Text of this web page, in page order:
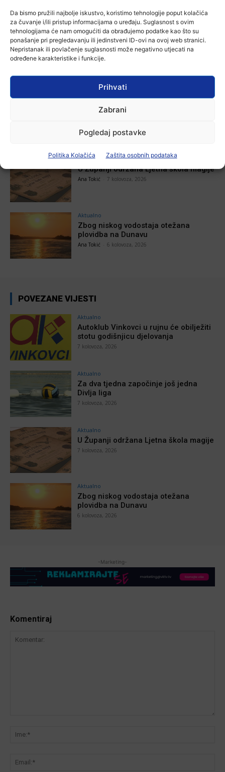
Da bismo pružili najbolje iskustvo, koristimo tehnologije poput kolačića
za čuvanje i/ili pristup informacijama o uređaju. Suglasnost s ovim
tehnologijama će nam omogućiti da obrađujemo podatke kao što su
ponašanje pri pregledavanju ili jedinstveni ID-ovi na ovoj web stranici.
Nepristanak ili povlačenje suglasnosti može negativno utjecati na
određene karakteristike i funkcije.
Prihvati
Zabrani
Pogledaj postavke
Politika Kolačića Zaštita osobnih podataka
NAJNOVIJE VIJESTI
Aktualno
Autoklub Vinkovci u rujnu će obilježiti
stotu godišnjicu djelovanja
Za dva tjedna započinje još jedna
Ana Tokić - 7 kolovoza, 2026
Aktualno
U Županji održana Ljetna škola magije
Ana Tokić 7 kolovoza, 2026
Aktualno
Zbog niskog vodostaja otežana
plovidba na Dunavu
Ana Tokić 6 kolovoza, 2026
POVEZANE VIJESTI
Aktualno
Autoklub Vinkovci u rujnu će obilježiti
stotu godišnjicu djelovanja
7 kolovoza, 2026
Aktualno
Za dva tjedna započinje još jedna
Divlja liga
7 kolovoza, 2026
Aktualno
U Županji održana Ljetna škola magije
7 kolovoza, 2026
Aktualno
Zbog niskog vodostaja otežana
plovidba na Dunavu
6 kolovoza, 2026
-Marketing-
Komentiraj